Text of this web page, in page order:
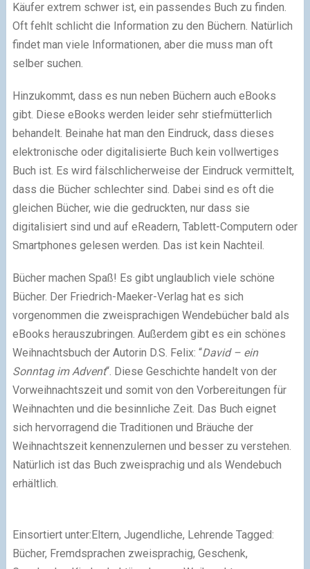
Käufer extrem schwer ist, ein passendes Buch zu finden.
Oft fehlt schlicht die Information zu den Büchern. Natürlich
findet man viele Informationen, aber die muss man oft
selber suchen.
Hinzukommt, dass es nun neben Büchern auch eBooks
gibt. Diese eBooks werden leider sehr stiefmütterlich
behandelt. Beinahe hat man den Eindruck, dass dieses
elektronische oder digitalisierte Buch kein vollwertiges
Buch ist. Es wird fälschlicherweise der Eindruck vermittelt,
dass die Bücher schlechter sind. Dabei sind es oft die
gleichen Bücher, wie die gedruckten, nur dass sie
digitalisiert sind und auf eReadern, Tablett-Computern oder
Smartphones gelesen werden. Das ist kein Nachteil.
Bücher machen Spaß! Es gibt unglaublich viele schöne
Bücher. Der Friedrich-Maeker-Verlag hat es sich
vorgenommen die zweisprachigen Wendebücher bald als
eBooks herauszubringen. Außerdem gibt es ein schönes
Weihnachtsbuch der Autorin D.S. Felix: “David – ein
Sonntag im Advent“. Diese Geschichte handelt von der
Vorweihnachtszeit und somit von den Vorbereitungen für
Weihnachten und die besinnliche Zeit. Das Buch eignet
sich hervorragend die Traditionen und Bräuche der
Weihnachtszeit kennenzulernen und besser zu verstehen.
Natürlich ist das Buch zweisprachig und als Wendebuch
erhältlich.
Einsortiert unter:Eltern, Jugendliche, Lehrende Tagged:
Bücher, Fremdsprachen zweisprachig, Geschenk,